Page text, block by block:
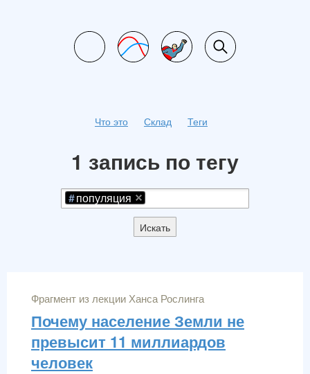
Что это Склад Теги
1 запись по тегу
популяция
Искать
Фрагмент из лекции Ханса Рослинга
Почему население Земли не
превысит 11 миллиардов
человек